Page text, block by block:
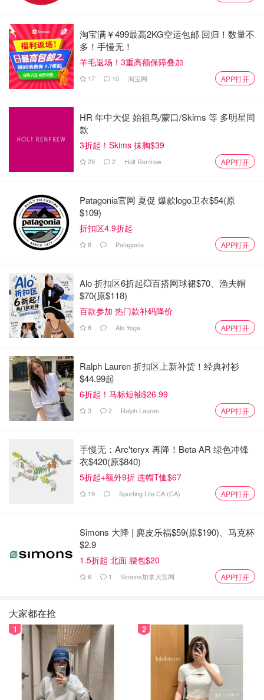
符合以下准则
不享受其他政府计划提供的医疗福利：
1. 收入补助
2. 严重残疾者收入保障计划（AISH）
3. 儿童和青少年支持计划
4. 加拿大政府为原住民和因纽特人制定的计划（加拿
大卫生部非保险健康福利计划 - NIHB）
5. 担保移民
6. 人口贩运受害者
8. 被监禁者
你的家庭净总收入必须低于根据家庭人口计算的最高收入标
准。
如何计算你的收入
你可以通过查看上一份所得税申报表来计算你的收入。
查看第 23600 行，找出你的基本收入。
加上你收到的任何子女抚养费（在第 15600 行）。
减去第 12800 行的纳税金额。
请联系我们。
如何申请
请按照以下步骤填写并提交申请表。我们的工作人员将根据
你提交的信息确认您是否有资格参加该福利计划。表格中包
含详细说明。
淘宝满￥499最高2KG空运包邮 回归！数量不
多！手慢无！
羊毛返场！3重高额保障叠加
17 10 淘宝网 APP打开
HR 年中大促 始祖鸟/蒙口/Skims 等 多明星同
款
3折起！Skims 抹胸$39
29 2 Holt Renfrew APP打开
Patagonia官网 夏促 爆款logo卫衣$54(原
$109)
折扣区4.9折起
8 Patagonia APP打开
Alo 折扣区6折起💥百搭网球裙$70、渔夫帽
$70(原$118)
百款参加 热门款补码降价
8 Alo Yoga APP打开
Ralph Lauren 折扣区上新补货！经典衬衫
$44.99起
6折起！马标短袖$26.99
3 2 Ralph Lauren APP打开
手慢无：Arc'teryx 再降！Beta AR 绿色冲锋
衣$420(原$840)
5折起+额外9折 连帽T恤$67
19 Sporting Life CA (CA) APP打开
Simons 大降 | 麂皮乐福$59(原$190)、马克杯
$2.9
1.5折起 北面 腰包$20
6 1 Simons加拿大官网 APP打开
大家都在抢
1 2